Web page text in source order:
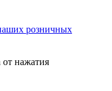
розничных
нажатия